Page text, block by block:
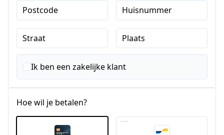
Postcode Huisnummer
Straat Plaats
Ik ben een zakelijke klant
Hoe wil je betalen?